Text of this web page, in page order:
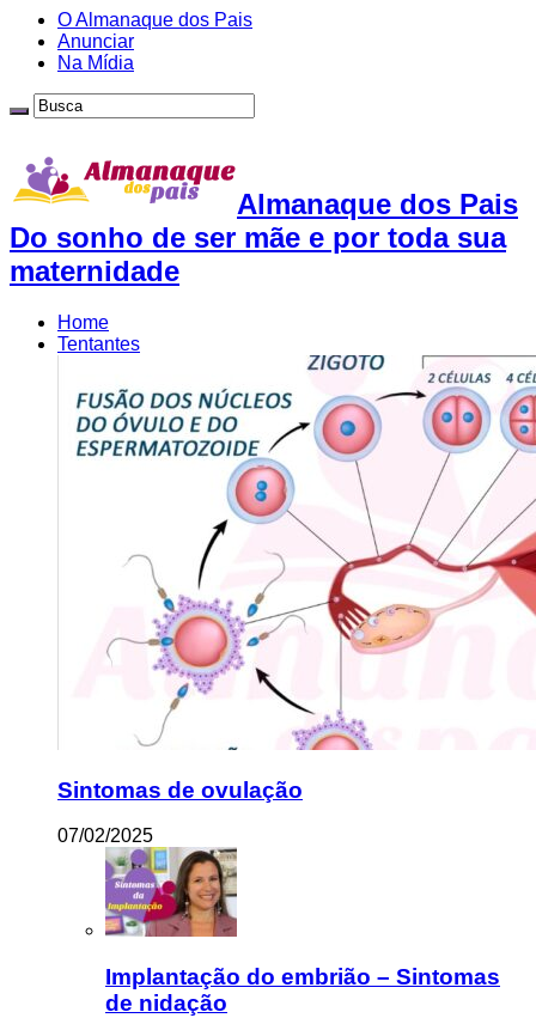
O Almanaque dos Pais
Anunciar
Na Mídia
Almanaque dos Pais
Do sonho de ser mãe e por toda sua
maternidade
Home
Tentantes
Sintomas de ovulação
07/02/2025
Implantação do embrião – Sintomas
de nidação